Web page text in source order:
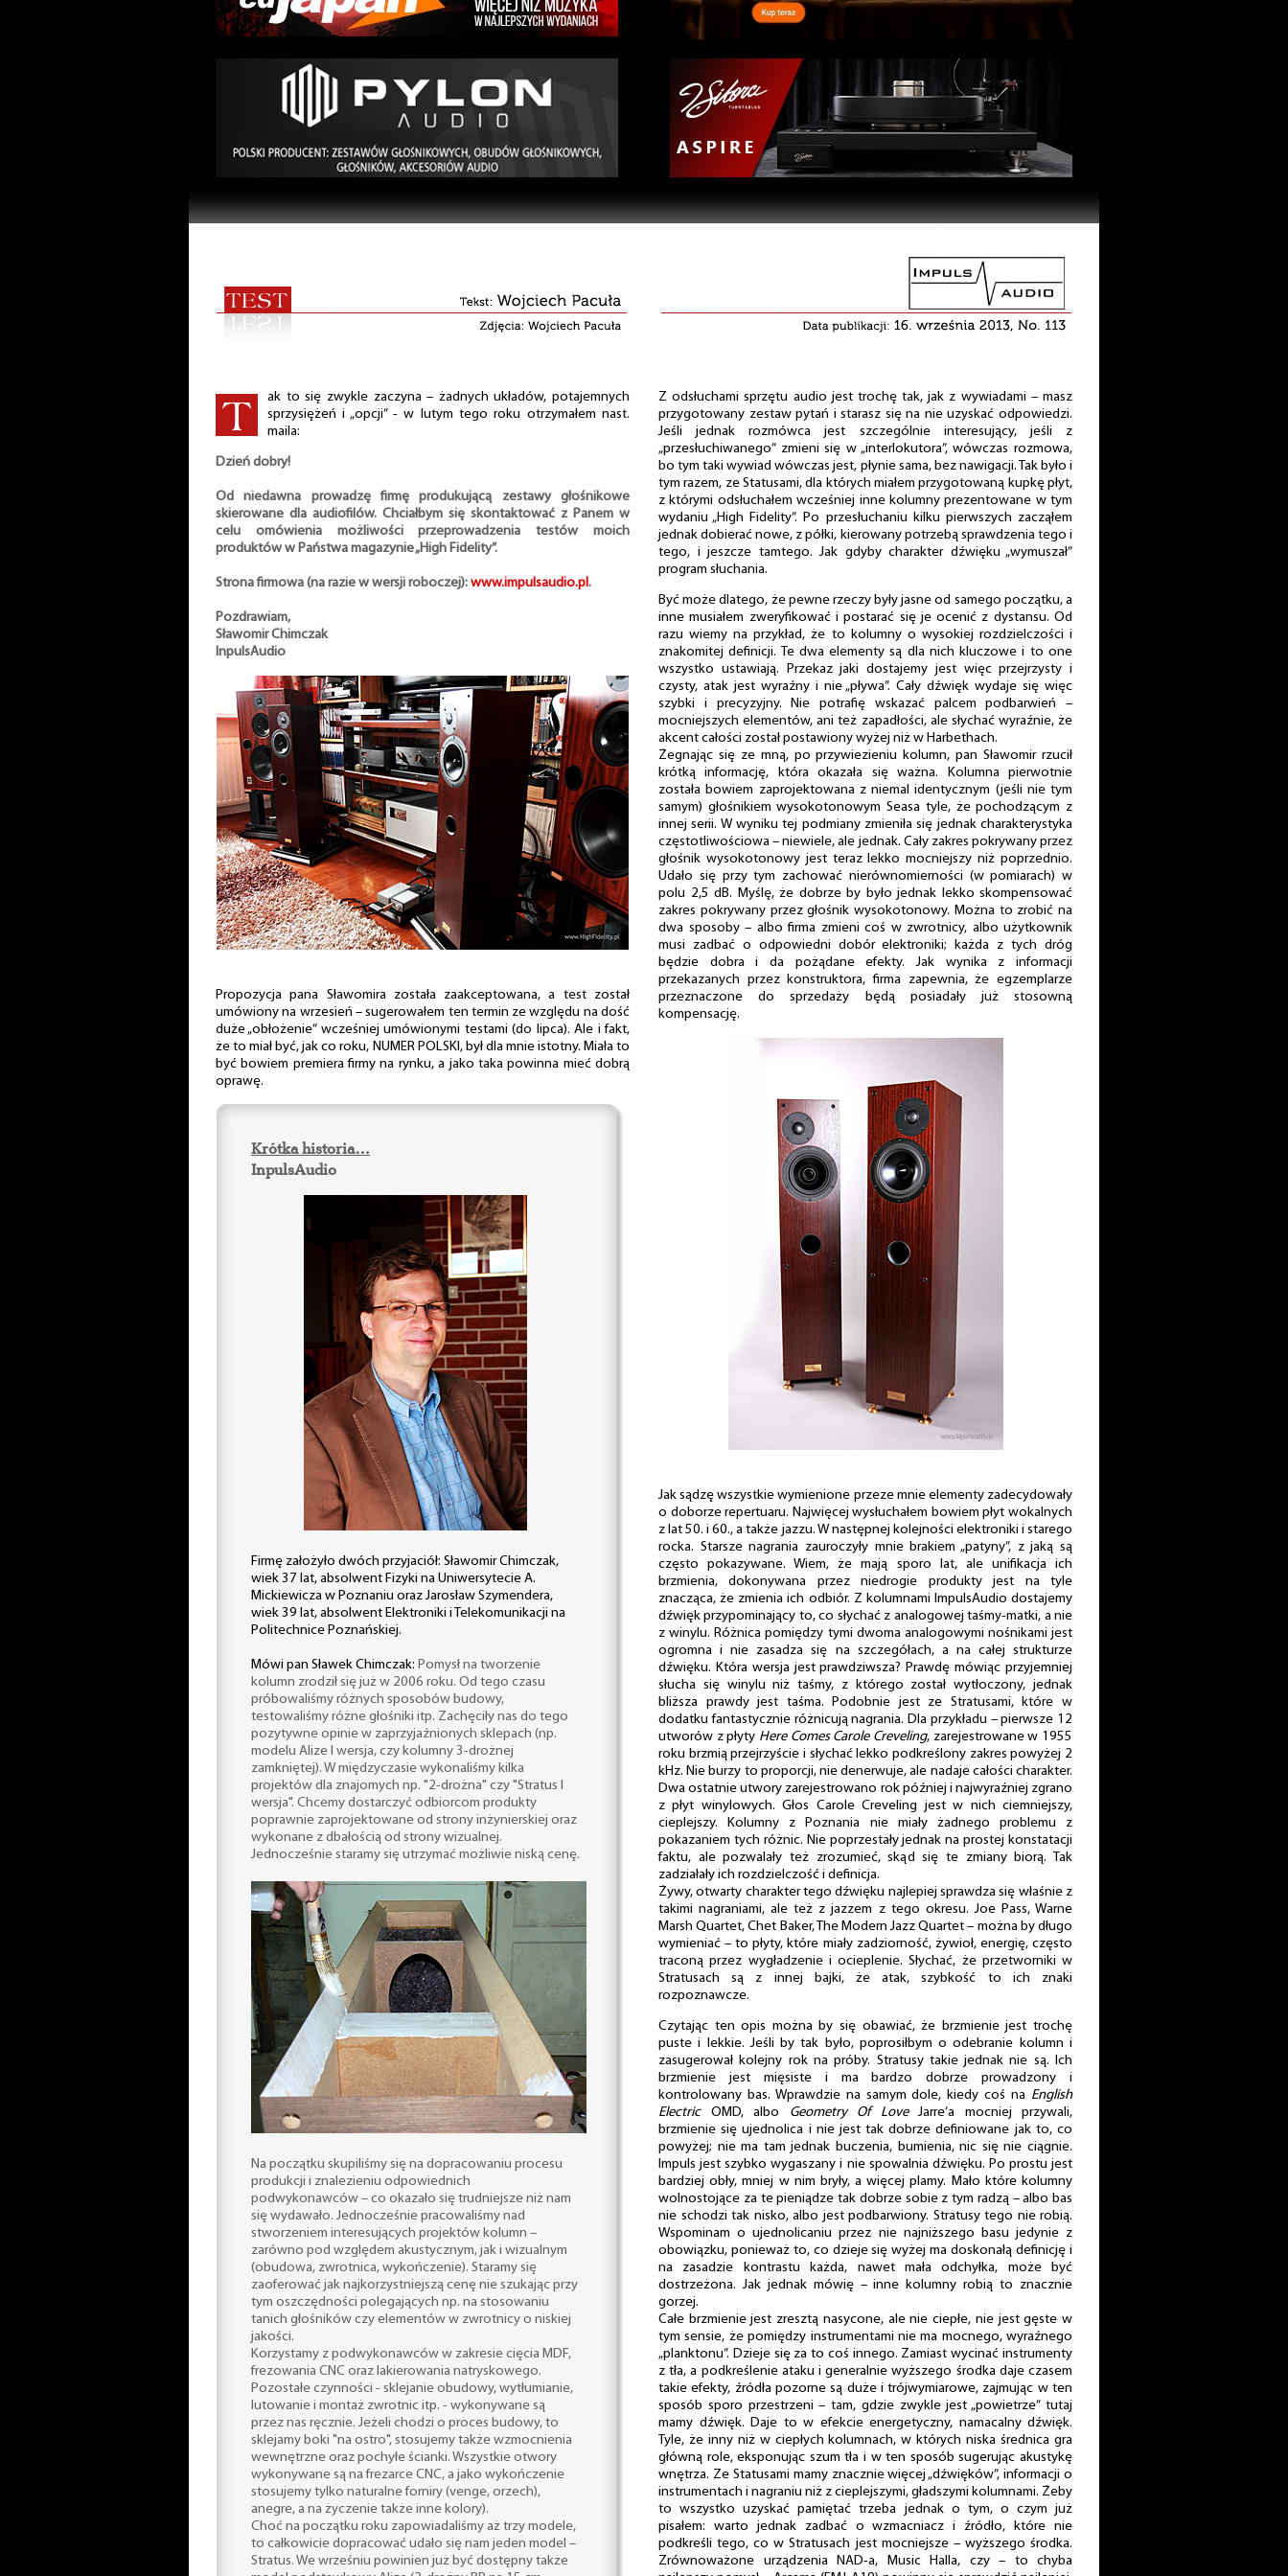
ak to się zwykle zaczyna – żadnych układów, potajemnych
sprzysiężeń i „opcji” - w lutym tego roku otrzymałem nast.
maila:
Dzień dobry!
Od niedawna prowadzę firmę produkującą zestawy głośnikowe
skierowane dla audiofilów. Chciałbym się skontaktować z Panem w
celu omówienia możliwości przeprowadzenia testów moich
produktów w Państwa magazynie „High Fidelity”.
Strona firmowa (na razie w wersji roboczej): www.impulsaudio.pl.
Pozdrawiam,
Sławomir Chimczak
InpulsAudio
Propozycja pana Sławomira została zaakceptowana, a test został
umówiony na wrzesień – sugerowałem ten termin ze względu na dość
duże „obłożenie” wcześniej umówionymi testami (do lipca). Ale i fakt,
że to miał być, jak co roku, NUMER POLSKI, był dla mnie istotny. Miała to
być bowiem premiera firmy na rynku, a jako taka powinna mieć dobrą
oprawę.
Krótka historia…
InpulsAudio
Firmę założyło dwóch przyjaciół: Sławomir Chimczak,
wiek 37 lat, absolwent Fizyki na Uniwersytecie A.
Mickiewicza w Poznaniu oraz Jarosław Szymendera,
wiek 39 lat, absolwent Elektroniki i Telekomunikacji na
Politechnice Poznańskiej.
Mówi pan Sławek Chimczak: Pomysł na tworzenie
kolumn zrodził się już w 2006 roku. Od tego czasu
próbowaliśmy różnych sposobów budowy,
testowaliśmy różne głośniki itp. Zachęciły nas do tego
pozytywne opinie w zaprzyjaźnionych sklepach (np.
modelu Alize I wersja, czy kolumny 3-drożnej
zamkniętej). W międzyczasie wykonaliśmy kilka
projektów dla znajomych np. "2-drożna" czy "Stratus I
wersja". Chcemy dostarczyć odbiorcom produkty
poprawnie zaprojektowane od strony inżynierskiej oraz
wykonane z dbałością od strony wizualnej.
Jednocześnie staramy się utrzymać możliwie niską cenę.
Na początku skupiliśmy się na dopracowaniu procesu
produkcji i znalezieniu odpowiednich
podwykonawców – co okazało się trudniejsze niż nam
się wydawało. Jednocześnie pracowaliśmy nad
stworzeniem interesujących projektów kolumn –
zarówno pod względem akustycznym, jak i wizualnym
(obudowa, zwrotnica, wykończenie). Staramy się
zaoferować jak najkorzystniejszą cenę nie szukając przy
tym oszczędności polegających np. na stosowaniu
tanich głośników czy elementów w zwrotnicy o niskiej
jakości.
Korzystamy z podwykonawców w zakresie cięcia MDF,
frezowania CNC oraz lakierowania natryskowego.
Pozostałe czynności - sklejanie obudowy, wytłumianie,
lutowanie i montaż zwrotnic itp. - wykonywane są
przez nas ręcznie. Jeżeli chodzi o proces budowy, to
sklejamy boki "na ostro", stosujemy także wzmocnienia
wewnętrzne oraz pochyłe ścianki. Wszystkie otwory
wykonywane są na frezarce CNC, a jako wykończenie
stosujemy tylko naturalne forniry (venge, orzech),
anegre, a na życzenie także inne kolory).
Choć na początku roku zapowiadaliśmy aż trzy modele,
to całkowicie dopracować udało się nam jeden model –
Stratus. We wrześniu powinien już być dostępny także
Z odsłuchami sprzętu audio jest trochę tak, jak z wywiadami – masz
przygotowany zestaw pytań i starasz się na nie uzyskać odpowiedzi.
Jeśli jednak rozmówca jest szczególnie interesujący, jeśli z
„przesłuchiwanego” zmieni się w „interlokutora”, wówczas rozmowa,
bo tym taki wywiad wówczas jest, płynie sama, bez nawigacji. Tak było i
tym razem, ze Statusami, dla których miałem przygotowaną kupkę płyt,
z którymi odsłuchałem wcześniej inne kolumny prezentowane w tym
wydaniu „High Fidelity”. Po przesłuchaniu kilku pierwszych zacząłem
jednak dobierać nowe, z półki, kierowany potrzebą sprawdzenia tego i
tego, i jeszcze tamtego. Jak gdyby charakter dźwięku „wymuszał”
program słuchania.
Być może dlatego, że pewne rzeczy były jasne od samego początku, a
inne musiałem zweryfikować i postarać się je ocenić z dystansu. Od
razu wiemy na przykład, że to kolumny o wysokiej rozdzielczości i
znakomitej definicji. Te dwa elementy są dla nich kluczowe i to one
wszystko ustawiają. Przekaz jaki dostajemy jest więc przejrzysty i
czysty, atak jest wyraźny i nie „pływa”. Cały dźwięk wydaje się więc
szybki i precyzyjny. Nie potrafię wskazać palcem podbarwień –
mocniejszych elementów, ani też zapadłości, ale słychać wyraźnie, że
akcent całości został postawiony wyżej niż w Harbethach.
Żegnając się ze mną, po przywiezieniu kolumn, pan Sławomir rzucił
krótką informację, która okazała się ważna. Kolumna pierwotnie
została bowiem zaprojektowana z niemal identycznym (jeśli nie tym
samym) głośnikiem wysokotonowym Seasa tyle, że pochodzącym z
innej serii. W wyniku tej podmiany zmieniła się jednak charakterystyka
częstotliwościowa – niewiele, ale jednak. Cały zakres pokrywany przez
głośnik wysokotonowy jest teraz lekko mocniejszy niż poprzednio.
Udało się przy tym zachować nierównomierności (w pomiarach) w
polu 2,5 dB. Myślę, że dobrze by było jednak lekko skompensować
zakres pokrywany przez głośnik wysokotonowy. Można to zrobić na
dwa sposoby – albo firma zmieni coś w zwrotnicy, albo użytkownik
musi zadbać o odpowiedni dobór elektroniki; każda z tych dróg
będzie dobra i da pożądane efekty. Jak wynika z informacji
przekazanych przez konstruktora, firma zapewnia, że egzemplarze
przeznaczone do sprzedaży będą posiadały już stosowną
kompensację.
Jak sądzę wszystkie wymienione przeze mnie elementy zadecydowały
o doborze repertuaru. Najwięcej wysłuchałem bowiem płyt wokalnych
z lat 50. i 60., a także jazzu. W następnej kolejności elektroniki i starego
rocka. Starsze nagrania zauroczyły mnie brakiem „patyny”, z jaką są
często pokazywane. Wiem, że mają sporo lat, ale unifikacja ich
brzmienia, dokonywana przez niedrogie produkty jest na tyle
znacząca, że zmienia ich odbiór. Z kolumnami ImpulsAudio dostajemy
dźwięk przypominający to, co słychać z analogowej taśmy-matki, a nie
z winylu. Różnica pomiędzy tymi dwoma analogowymi nośnikami jest
ogromna i nie zasadza się na szczegółach, a na całej strukturze
dźwięku. Która wersja jest prawdziwsza? Prawdę mówiąc przyjemniej
słucha się winylu niż taśmy, z którego został wytłoczony, jednak
bliższa prawdy jest taśma. Podobnie jest ze Stratusami, które w
dodatku fantastycznie różnicują nagrania. Dla przykładu – pierwsze 12
utworów z płyty Here Comes Carole Creveling, zarejestrowane w 1955
roku brzmią przejrzyście i słychać lekko podkreślony zakres powyżej 2
kHz. Nie burzy to proporcji, nie denerwuje, ale nadaje całości charakter.
Dwa ostatnie utwory zarejestrowano rok później i najwyraźniej zgrano
z płyt winylowych. Głos Carole Creveling jest w nich ciemniejszy,
cieplejszy. Kolumny z Poznania nie miały żadnego problemu z
pokazaniem tych różnic. Nie poprzestały jednak na prostej konstatacji
faktu, ale pozwalały też zrozumieć, skąd się te zmiany biorą. Tak
zadziałały ich rozdzielczość i definicja.
Żywy, otwarty charakter tego dźwięku najlepiej sprawdza się właśnie z
takimi nagraniami, ale też z jazzem z tego okresu. Joe Pass, Warne
Marsh Quartet, Chet Baker, The Modern Jazz Quartet – można by długo
wymieniać – to płyty, które miały zadziorność, żywioł, energię, często
traconą przez wygładzenie i ocieplenie. Słychać, że przetworniki w
Stratusach są z innej bajki, że atak, szybkość to ich znaki
rozpoznawcze.
Czytając ten opis można by się obawiać, że brzmienie jest trochę
puste i lekkie. Jeśli by tak było, poprosiłbym o odebranie kolumn i
zasugerował kolejny rok na próby. Stratusy takie jednak nie są. Ich
brzmienie jest mięsiste i ma bardzo dobrze prowadzony i
kontrolowany bas. Wprawdzie na samym dole, kiedy coś na English
ElectricOMD, albo Geometry Of LoveJarre’a mocniej przywali,
brzmienie się ujednolica i nie jest tak dobrze definiowane jak to, co
powyżej; nie ma tam jednak buczenia, bumienia, nic się nie ciągnie.
Impuls jest szybko wygaszany i nie spowalnia dźwięku. Po prostu jest
bardziej obły, mniej w nim bryły, a więcej plamy. Mało które kolumny
wolnostojące za te pieniądze tak dobrze sobie z tym radzą – albo bas
nie schodzi tak nisko, albo jest podbarwiony. Stratusy tego nie robią.
Wspominam o ujednolicaniu przez nie najniższego basu jedynie z
obowiązku, ponieważ to, co dzieje się wyżej ma doskonałą definicję i
na zasadzie kontrastu każda, nawet mała odchyłka, może być
dostrzeżona. Jak jednak mówię – inne kolumny robią to znacznie
gorzej.
Całe brzmienie jest zresztą nasycone, ale nie ciepłe, nie jest gęste w
tym sensie, że pomiędzy instrumentami nie ma mocnego, wyraźnego
„planktonu”. Dzieje się za to coś innego. Zamiast wycinać instrumenty
z tła, a podkreślenie ataku i generalnie wyższego środka daje czasem
takie efekty, źródła pozorne są duże i trójwymiarowe, zajmując w ten
sposób sporo przestrzeni – tam, gdzie zwykle jest „powietrze” tutaj
mamy dźwięk. Daje to w efekcie energetyczny, namacalny dźwięk.
Tyle, że inny niż w ciepłych kolumnach, w których niska średnica gra
główną role, eksponując szum tła i w ten sposób sugerując akustykę
wnętrza. Ze Statusami mamy znacznie więcej „dźwięków”, informacji o
instrumentach i nagraniu niż z cieplejszymi, gładszymi kolumnami. Żeby
to wszystko uzyskać pamiętać trzeba jednak o tym, o czym już
pisałem: warto jednak zadbać o wzmacniacz i źródło, które nie
podkreśli tego, co w Stratusach jest mocniejsze – wyższego środka.
Zrównoważone urządzenia NAD-a, Music Halla, czy – to chyba